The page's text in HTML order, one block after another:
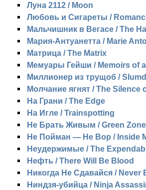
Луна 2112 / Moon
Любовь и Cигареты /
Мальчишник в Вегасе / The
Мария-Антуанетта / Marie
Матрица / The Matrix
Мемуары Гейши / Memoirs of
Миллионер из трущоб /
Молчание ягнят / The Silence
На Грани / The Edge
На Игле / Trainspotting
Не Брать Живым / Green Zone
Не Пойман — Не Вор / Inside
Неудержимые / The
Нефть / There Will Be Blood
Никогда Не Сдавайся / Never
Ниндзя-убийца / Ninja